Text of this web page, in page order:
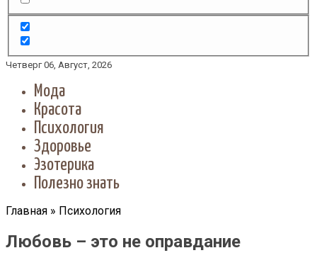
Четверг 06, Август, 2026
Мода
Красота
Психология
Здоровье
Эзотерика
Полезно знать
Главная » Психология
Любовь – это не оправдание